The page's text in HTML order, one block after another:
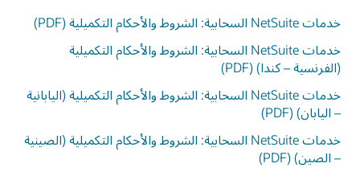
خدمات NetSuite السحابية: الشروط والأحكام التكميلية (PDF)
خدمات NetSuite السحابية: الشروط والأحكام التكميلية
(الفرنسية – كندا) (PDF)
خدمات NetSuite السحابية: الشروط والأحكام التكميلية (اليابانية
– اليابان) (PDF)
خدمات NetSuite السحابية: الشروط والأحكام التكميلية (الصينية
– الصين) (PDF)